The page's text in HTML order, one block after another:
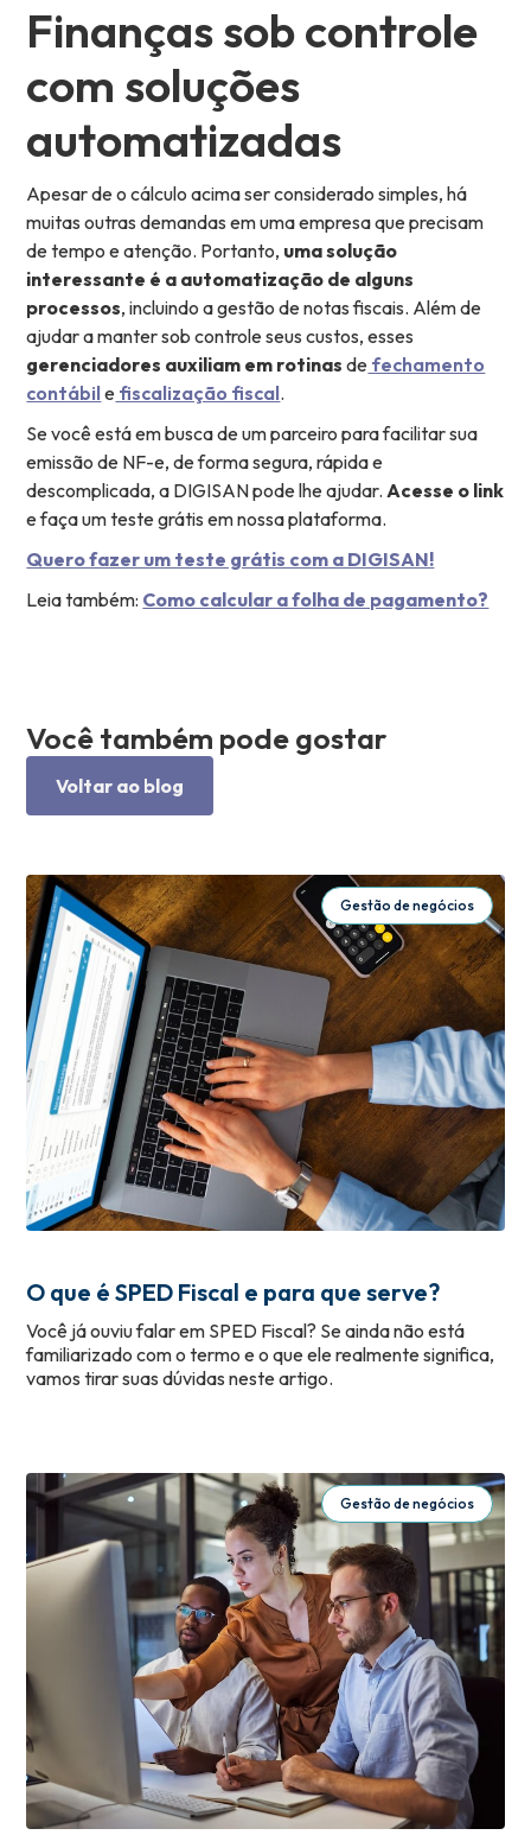
Finanças sob controle
com soluções
automatizadas
Apesar de o cálculo acima ser considerado simples, há
muitas outras demandas em uma empresa que precisam
de tempo e atenção. Portanto, uma solução
interessante é a automatização de alguns
processos, incluindo a gestão de notas fiscais. Além de
ajudar a manter sob controle seus custos, esses
gerenciadores auxiliam em rotinas de fechamento
contábil e fiscalização fiscal.
Se você está em busca de um parceiro para facilitar sua
emissão de NF-e, de forma segura, rápida e
descomplicada, a DIGISAN pode lhe ajudar.Acesse o link
e faça um teste grátis em nossa plataforma.
Quero fazer um teste grátis com a DIGISAN!
Leia também: Como calcular a folha de pagamento?
Você também pode gostar
Voltar ao blog
Gestão de negócios
O que é SPED Fiscal e para que serve?
Você já ouviu falar em SPED Fiscal? Se ainda não está
familiarizado com o termo e o que ele realmente significa,
vamos tirar suas dúvidas neste artigo.
Gestão de negócios